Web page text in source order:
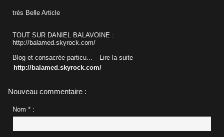
trés Belle Article
TOUT SUR DANIEL BALAVOINE :
http://balamed.skyrock.com/
Blog et consacrée particu...
Lire la suite
http://balamed.skyrock.com/
Nouveau commentaire :
Nom * :